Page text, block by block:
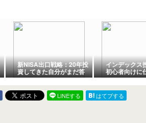
新NISA出口戦略：20年投
資してきた自分がまだ答
えを出せていない話
インデックス
初心者向けに
め方を解説
LINEする
はてブする